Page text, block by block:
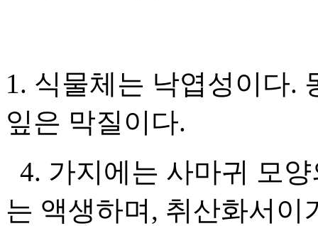
1. 식물체는 낙엽성이다.
잎은 막질이다.
4. 가지에는 사마귀 모
는 액생하며, 취산화서이